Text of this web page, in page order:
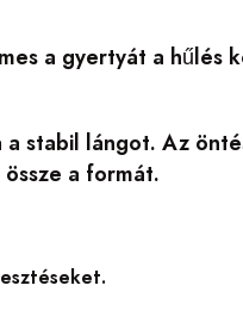
a gyertyát a hűlés
stabil lángot. Az
a formát.